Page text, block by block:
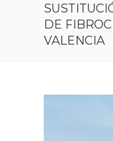
DE
VALENCIA